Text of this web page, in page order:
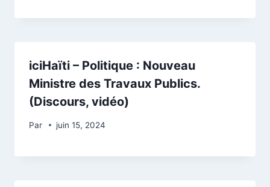
iciHaïti – Politique : Nouveau
Ministre des Travaux Publics.
(Discours, vidéo)
Par juin 15, 2024